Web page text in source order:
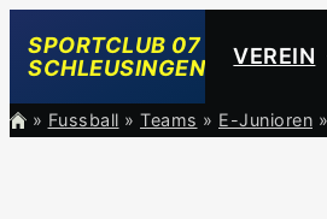
Inhalt
springen
SPORTCLUB 07
SCHLEUSINGEN
VEREIN
» Fussball » Teams » E-Junioren »